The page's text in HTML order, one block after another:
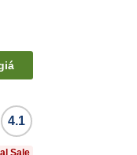
4.1
Sale